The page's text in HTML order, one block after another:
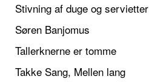
Stivning af duge og servietter
Søren Banjomus
Tallerknerne er tomme
Takke Sang, Mellen lang